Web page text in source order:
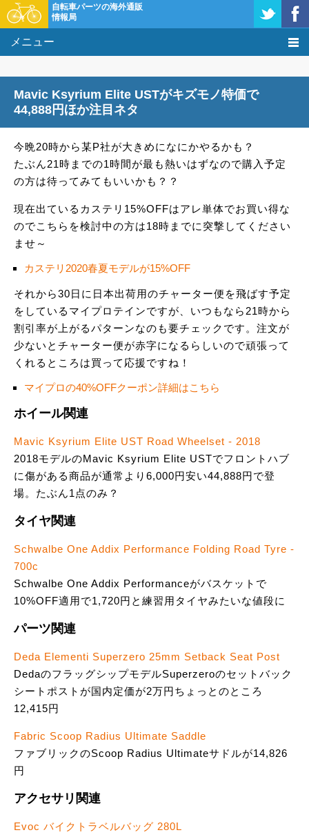
自転車パーツの海外通販
情報局
メニュー
タレコミ掲示板
購入方法
クーポン＆セール
Mavic Ksyrium Elite USTがキズモノ特価で
44,888円ほか注目ネタ
今晩20時から某P社が大きめになにかやるかも？
たぶん21時までの1時間が最も熱いはずなので購入予定
の方は待ってみてもいいかも？？
現在出ているカステリ15%OFFはアレ単体でお買い得な
のでこちらを検討中の方は18時までに突撃してください
ませ～
カステリ2020春夏モデルが15%OFF
それから30日に日本出荷用のチャーター便を飛ばす予定
をしているマイプロテインですが、いつもなら21時から
割引率が上がるパターンなのも要チェックです。注文が
少ないとチャーター便が赤字になるらしいので頑張って
くれるところは買って応援ですね！
マイプロの40%OFFクーポン詳細はこちら
ホイール関連
Mavic Ksyrium Elite UST Road Wheelset - 2018
2018モデルのMavic Ksyrium Elite USTでフロントハブ
に傷がある商品が通常より6,000円安い44,888円で登
場。たぶん1点のみ？
タイヤ関連
Schwalbe One Addix Performance Folding Road Tyre -
700c
Schwalbe One Addix Performanceがバスケットで
10%OFF適用で1,720円と練習用タイヤみたいな値段に
パーツ関連
Deda Elementi Superzero 25mm Setback Seat Post
DedaのフラッグシップモデルSuperzeroのセットバック
シートポストが国内定価が2万円ちょっとのところ
12,415円
Fabric Scoop Radius Ultimate Saddle
ファブリックのScoop Radius Ultimateサドルが14,826
円
アクセサリ関連
Evoc バイクトラベルバッグ 280L